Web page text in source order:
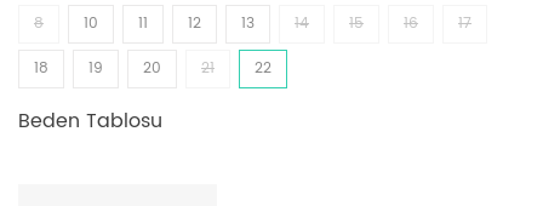
8
10 11 12 13 14 15 16
17
18
19 20 21 22
Beden Tablosu